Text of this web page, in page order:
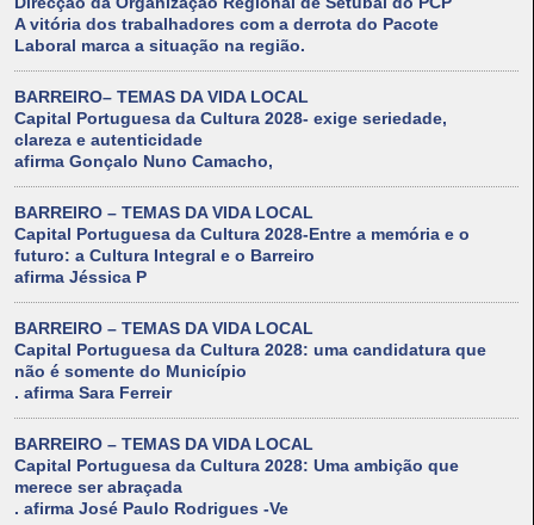
A vitória dos trabalhadores com a derrota do Pacote
Laboral marca a situação na região.
BARREIRO– TEMAS DA VIDA LOCAL
Capital Portuguesa da Cultura 2028- exige seriedade,
clareza e autenticidade
afirma Gonçalo Nuno Camacho,
BARREIRO – TEMAS DA VIDA LOCAL
Capital Portuguesa da Cultura 2028-Entre a memória e o
futuro: a Cultura Integral e o Barreiro
afirma Jéssica P
BARREIRO – TEMAS DA VIDA LOCAL
Capital Portuguesa da Cultura 2028: uma candidatura que
não é somente do Município
. afirma Sara Ferreir
BARREIRO – TEMAS DA VIDA LOCAL
Capital Portuguesa da Cultura 2028: Uma ambição que
merece ser abraçada
. afirma José Paulo Rodrigues -Ve